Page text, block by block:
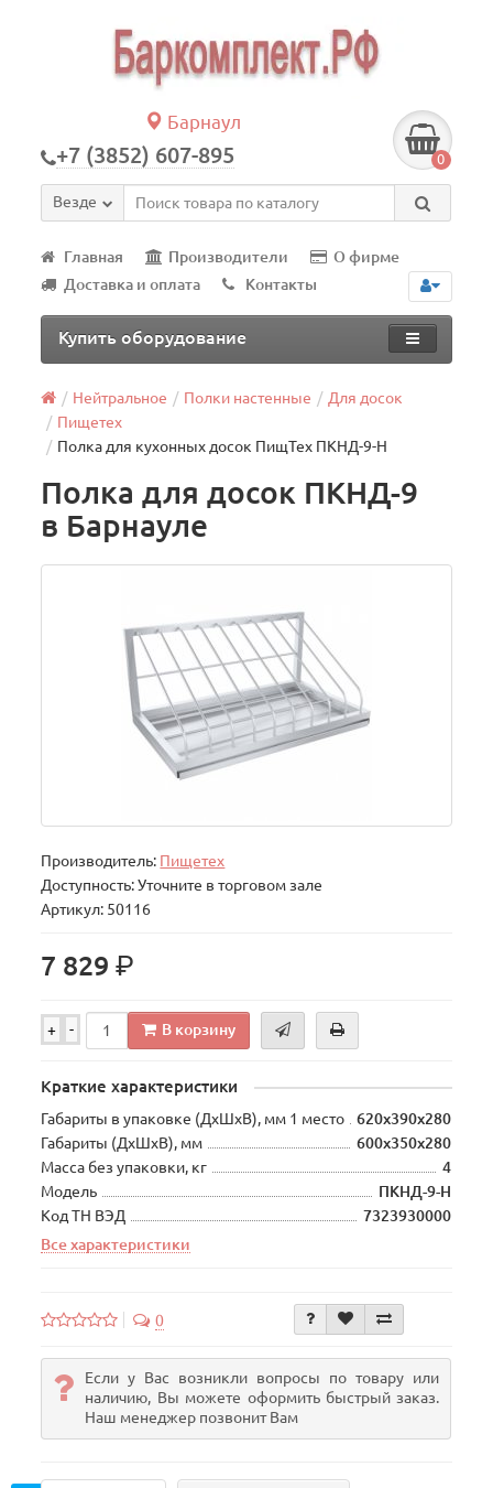
Барнаул
+7 (3852) 607-895 0
Везде
Главная Производители
О фирме
Доставка и оплата
Контакты
Купить оборудование
Нейтральное Полки настенные
Для досок
Пищетех
Полка для кухонных досок ПищТех ПКНД-9-Н
Полка для досок ПКНД-9
в Барнауле
Производитель: Пищетех
Доступность: Уточните в торговом зале
Артикул: 50116
7 829р.
+ - В корзину
Краткие характеристики
Габариты в упаковке (ДхШхВ), мм 1 место
620х390х280
Габариты (ДхШхВ), мм
600х350х280
Масса без упаковки, кг
4
Модель
ПКНД-9-Н
Код ТН ВЭД
7323930000
Все характеристики
0
Если у Вас возникли вопросы по товару или
наличию, Вы можете оформить быстрый заказ.
Наш менеджер позвонит Вам